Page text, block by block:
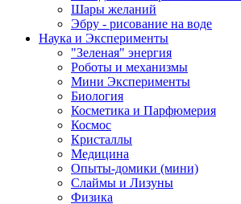
Шары желаний
Эбру - рисование на воде
Наука и Эксперименты
"Зеленая" энергия
Роботы и механизмы
Мини Эксперименты
Биология
Косметика и Парфюмерия
Космос
Кристаллы
Медицина
Опыты-домики (мини)
Слаймы и Лизуны
Физика